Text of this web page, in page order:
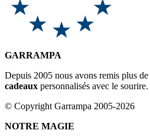
GARRAMPA
Depuis 2005 nous avons remis plus de
cadeaux personnalisés avec le sourire.
© Copyright Garrampa 2005-2026
NOTRE MAGIE